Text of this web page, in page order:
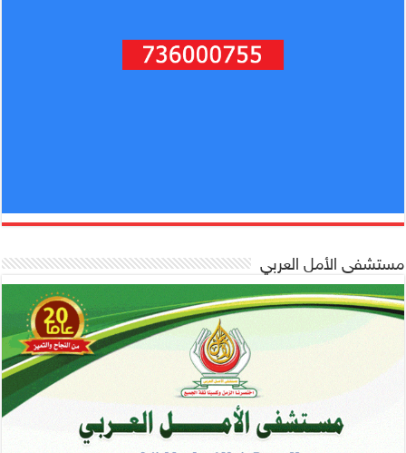
مستشفى الأمل العربي